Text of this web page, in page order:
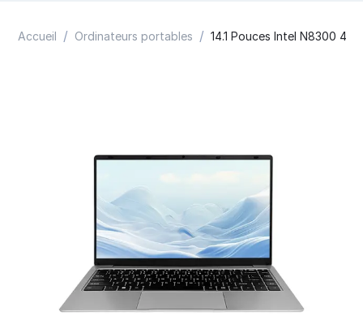
Accueil / Ordinateurs portables / 14.1 Pouces Intel N8300 4